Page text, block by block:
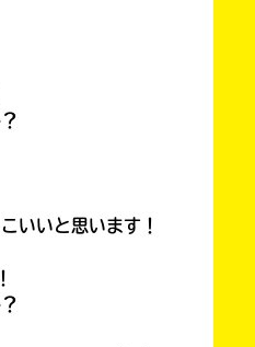
いいと思います！